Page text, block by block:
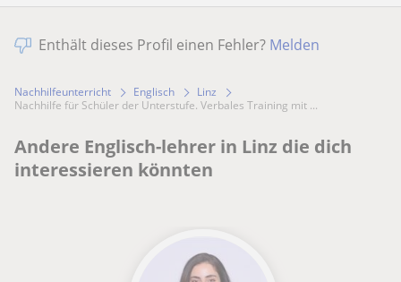
Enthält dieses Profil einen Fehler? Melden
Nachhilfeunterricht Englisch
Linz
Nachhilfe für Schüler der Unterstufe. Verbales Training mit ...
Andere Englisch-lehrer in Linz die dich
interessieren könnten